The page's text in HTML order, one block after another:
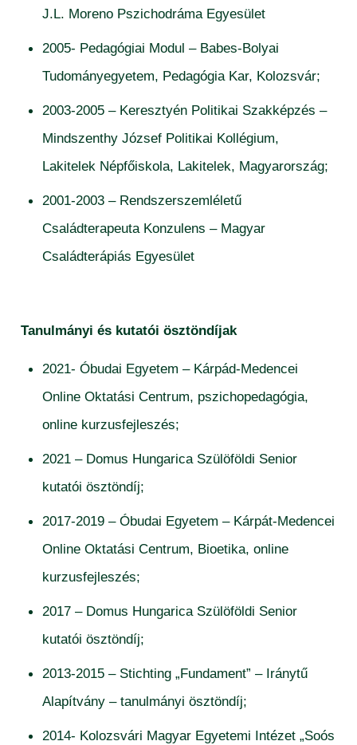
J.L. Moreno Pszichodráma Egyesület
2005- Pedagógiai Modul – Babes-Bolyai
Tudományegyetem, Pedagógia Kar, Kolozsvár;
2003-2005 – Keresztyén Politikai Szakképzés –
Mindszenthy József Politikai Kollégium,
Lakitelek Népfőiskola, Lakitelek, Magyarország;
2001-2003 – Rendszerszemléletű
Családterapeuta Konzulens – Magyar
Családterápiás Egyesület
Tanulmányi és kutatói ösztöndíjak
2021- Óbudai Egyetem – Kárpád-Medencei
Online Oktatási Centrum, pszichopedagógia,
online kurzusfejleszés;
2021 – Domus Hungarica Szülöföldi Senior
kutatói ösztöndíj;
2017-2019 – Óbudai Egyetem – Kárpát-Medencei
Online Oktatási Centrum, Bioetika, online
kurzusfejleszés;
2017 – Domus Hungarica Szülöföldi Senior
kutatói ösztöndíj;
2013-2015 – Stichting „Fundament” – Iránytű
Alapítvány – tanulmányi ösztöndíj;
2014- Kolozsvári Magyar Egyetemi Intézet „Soós